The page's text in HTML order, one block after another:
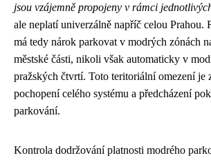
jsou vzájemně propojeny v rámci
ale neplatí univerzálně napříč celou Prahou.
má tedy nárok parkovat v modrých zónách
městské části, nikoli však automaticky v
pražských čtvrtí. Toto teritoriální omezení je
pochopení celého systému a předcházení
parkování.
Kontrola dodržování platnosti modrého